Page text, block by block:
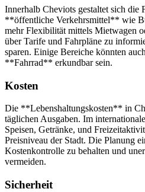
Innerhalb Cheviots gestaltet sich die
**öffentliche Verkehrsmittel** wie
mehr Flexibilität mittels Mietwagen
über Tarife und Fahrpläne zu
sparen. Einige Bereiche könnten
**Fahrrad** erkundbar sein.
Kosten
Die **Lebenshaltungskosten** in
täglichen Ausgaben. Im
Speisen, Getränke, und
Preisniveau der Stadt. Die Planung
Kostenkontrolle zu behalten und
vermeiden.
Sicherheit